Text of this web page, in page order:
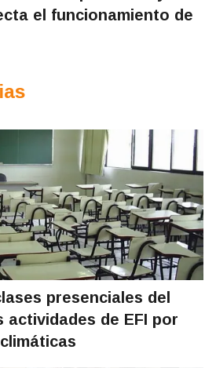
el funcionamiento de
presenciales del
actividades de EFI por